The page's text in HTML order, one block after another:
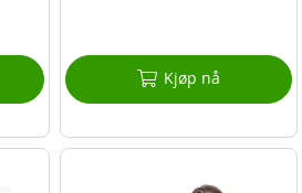
Kjøp nå